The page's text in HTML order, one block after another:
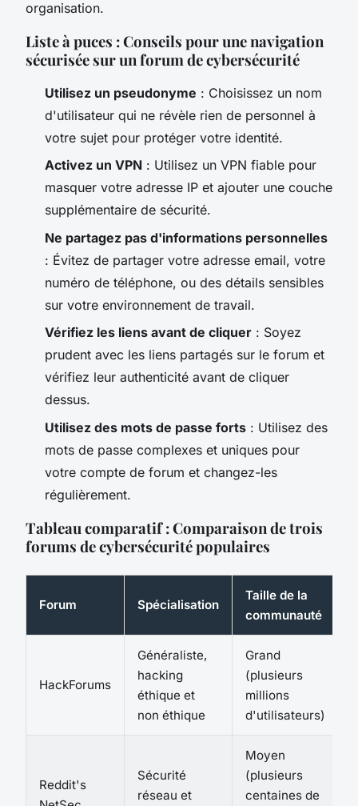
organisation.
Liste à puces : Conseils pour une navigation
sécurisée sur un forum de cybersécurité
Utilisez un pseudonyme : Choisissez un nom
d'utilisateur qui ne révèle rien de personnel à
votre sujet pour protéger votre identité.
Activez un VPN : Utilisez un VPN fiable pour
masquer votre adresse IP et ajouter une couche
supplémentaire de sécurité.
Ne partagez pas d'informations personnelles
: Évitez de partager votre adresse email, votre
numéro de téléphone, ou des détails sensibles
sur votre environnement de travail.
Vérifiez les liens avant de cliquer : Soyez
prudent avec les liens partagés sur le forum et
vérifiez leur authenticité avant de cliquer
dessus.
Utilisez des mots de passe forts : Utilisez des
mots de passe complexes et uniques pour
votre compte de forum et changez-les
régulièrement.
Tableau comparatif : Comparaison de trois
forums de cybersécurité populaires
Forum Spécialisation
Taille de la
communauté
HackForums
Généraliste,
hacking
éthique et
non éthique
Grand
(plusieurs
millions
d'utilisateurs)
Reddit's
Sécurité
réseau et
Moyen
(plusieurs
centaines de